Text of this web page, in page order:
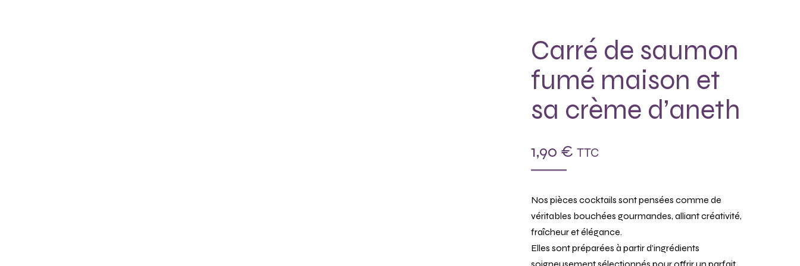
Carré de saumon
fumé maison et
sa crème d’aneth
1,90 € TTC
Nos pièces cocktails sont pensées comme de
véritables bouchées gourmandes, alliant créativité,
fraîcheur et élégance.
Elles sont préparées à partir d’ingrédients